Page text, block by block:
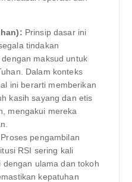
Prinsip dasar ini
tindakan
maksud untuk
Dalam konteks
ini berarti memberikan
kasih sayang dan etis
mengakui mereka
Proses pengambilan
RSI sering kali
dengan ulama dan tokoh
kepatuhan